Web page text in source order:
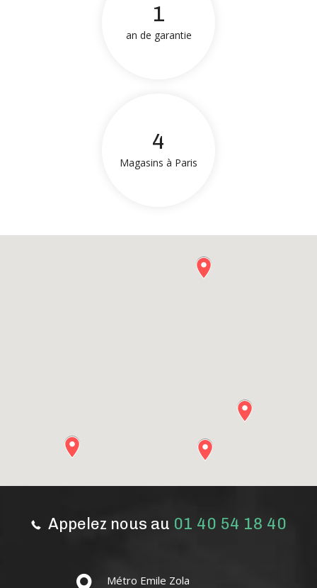
1
an de garantie
4
Magasins à Paris
Appelez nous au 01 40 54 18 40
Métro Emile Zola